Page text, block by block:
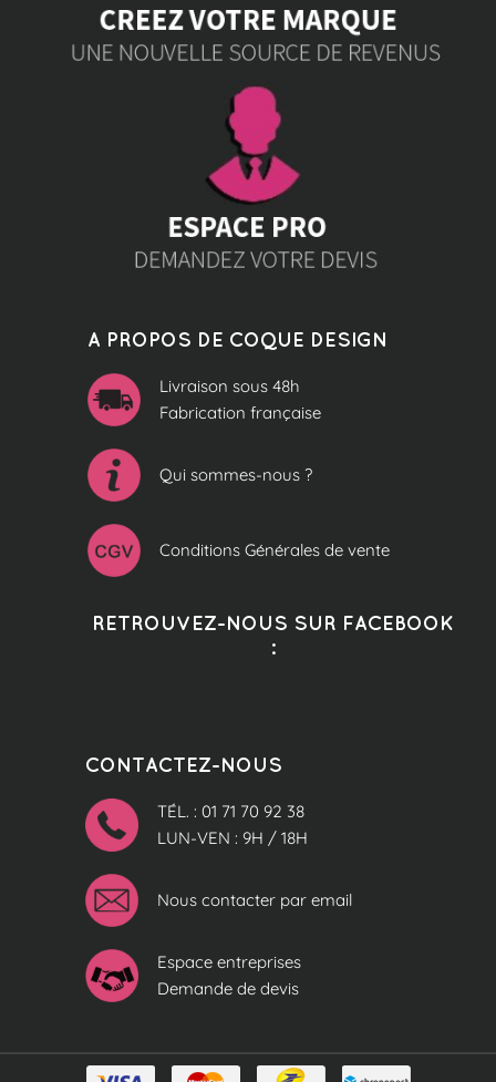
A PROPOS DE COQUE DESIGN
Livraison sous 48h
Fabrication française
Qui sommes-nous ?
Conditions Générales de vente
RETROUVEZ-NOUS SUR FACEBOOK
:
CONTACTEZ-NOUS
TÉL. : 01 71 70 92 38
LUN-VEN : 9H / 18H
Nous contacter par email
Espace entreprises
Demande de devis